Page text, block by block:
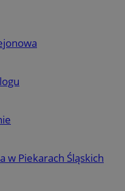
w Piekarach Śląskich